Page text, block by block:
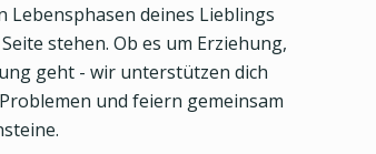
Lebensphasen deines Lieblings
stehen. Ob es um Erziehung,
geht - wir unterstützen dich
und feiern gemeinsam